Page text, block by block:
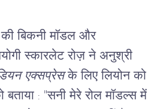
की बिकनी मॉडल और
स्कारलेट रोज़ ने अनुश्री
एक्सप्रेस के लिए लियोन को
बताया : "सनी मेरे रोल मॉडल्स में